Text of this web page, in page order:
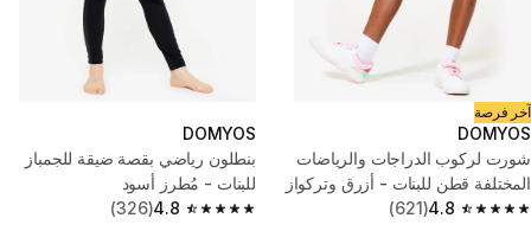
آخر فرصة
DOMYOS
شورت لركوب الدراجات والرياضات
المختلفة قطن للبنات - أزرق وتركواز
4.8
4.8 out of 5 stars from 621 reviews
(621)
DOMYOS
بنطلون رياضي بقصة ضيقة للجمباز
للبنات - مُطرز أسود
4.8
4.8 out of 5 stars from 326 reviews
(326)